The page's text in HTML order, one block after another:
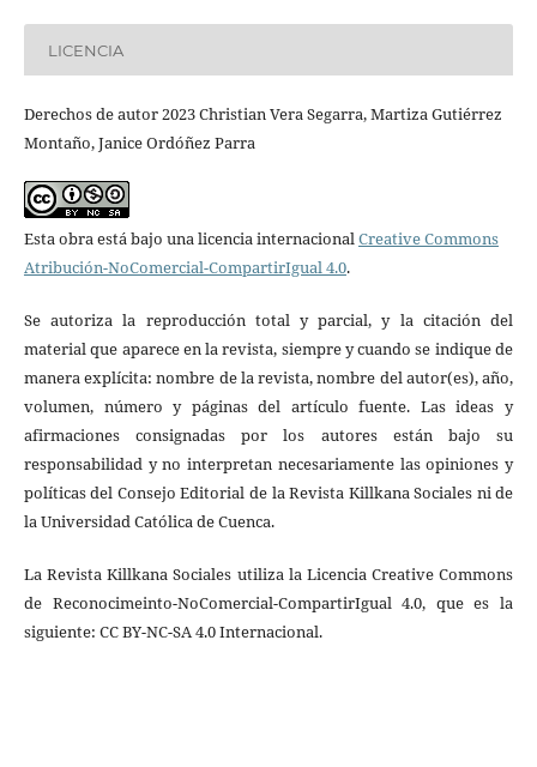
LICENCIA
Derechos de autor 2023 Christian Vera Segarra, Martiza Gutiérrez
Montaño, Janice Ordóñez Parra
Esta obra está bajo una licencia internacionalCreative Commons
Atribución-NoComercial-CompartirIgual 4.0.
Se autoriza la reproducción total y parcial, y la citación del
material que aparece en la revista, siempre y cuando se indique de
manera explícita: nombre de la revista, nombre del autor(es), año,
volumen, número y páginas del artículo fuente. Las ideas y
afirmaciones consignadas por los autores están bajo su
responsabilidad y no interpretan necesariamente las opiniones y
políticas del Consejo Editorial de la Revista Killkana Sociales ni de
la Universidad Católica de Cuenca.
La Revista Killkana Sociales utiliza la Licencia Creative Commons
de Reconocimeinto-NoComercial-CompartirIgual 4.0, que es la
siguiente: CC BY-NC-SA 4.0 Internacional.